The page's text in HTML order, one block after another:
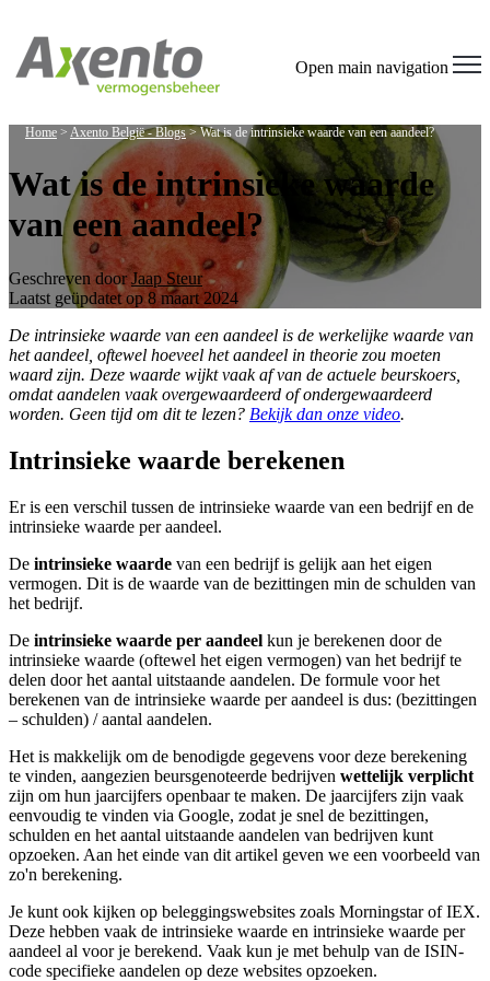
Open main navigation
Home > Axento België - Blogs>Wat is de intrinsieke waarde van een aandeel?
Wat is de intrinsieke waarde
van een aandeel?
Geschreven doorJaap Steur
Laatst geüpdatet op 8 maart 2024
De intrinsieke waarde van een aandeel is de werkelijke waarde van
het aandeel, oftewel hoeveel het aandeel in theorie zou moeten
waard zijn. Deze waarde wijkt vaak af van de actuele beurskoers,
omdat aandelen vaak overgewaardeerd of ondergewaardeerd
worden. Geen tijd om dit te lezen? Bekijk dan onze video.
Intrinsieke waarde berekenen
Er is een verschil tussen de intrinsieke waarde van een bedrijf en de
intrinsieke waarde per aandeel.
De intrinsieke waarde van een bedrijf is gelijk aan het eigen
vermogen. Dit is de waarde van de bezittingen min de schulden van
het bedrijf.
De intrinsieke waarde per aandeel kun je berekenen door de
intrinsieke waarde (oftewel het eigen vermogen) van het bedrijf te
delen door het aantal uitstaande aandelen. De formule voor het
berekenen van de intrinsieke waarde per aandeel is dus: (bezittingen
– schulden) / aantal aandelen.
Het is makkelijk om de benodigde gegevens voor deze berekening
te vinden, aangezien beursgenoteerde bedrijven wettelijk verplicht
zijn om hun jaarcijfers openbaar te maken. De jaarcijfers zijn vaak
eenvoudig te vinden via Google, zodat je snel de bezittingen,
schulden en het aantal uitstaande aandelen van bedrijven kunt
opzoeken. Aan het einde van dit artikel geven we een voorbeeld van
zo'n berekening.
Je kunt ook kijken op beleggingswebsites zoals Morningstar of IEX.
Deze hebben vaak de intrinsieke waarde en intrinsieke waarde per
aandeel al voor je berekend. Vaak kun je met behulp van de ISIN-
code specifieke aandelen op deze websites opzoeken.